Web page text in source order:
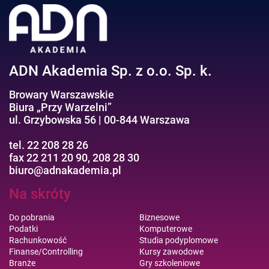
Efektywność osobista//Wellbeing
ADN Akademia Sp. z o.o. Sp. k.
Browary Warszawskie
Biura „Przy Warzelni”
ul. Grzybowska 56 | 00-844 Warszawa
tel. 22 208 28 26
fax 22 211 20 90, 208 28 30
biuro@adnakademia.pl
Na skróty
Do pobrania
Podatki
Rachunkowość
Finanse/Controlling
Branże
Biznesowe
Komputerowe
Studia podyplomowe
Kursy zawodowe
Gry szkoleniowe